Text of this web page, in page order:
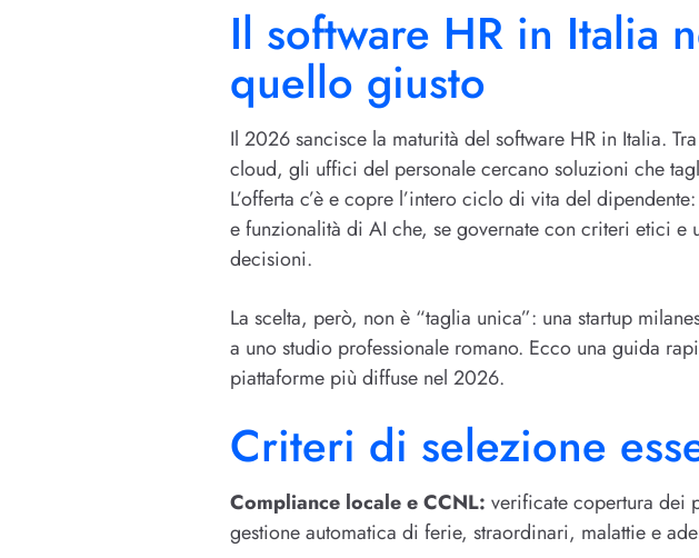
Il software HR in Italia
quello giusto
Il 2026 sancisce la maturità del software HR in Italia.
cloud, gli uffici del personale cercano soluzioni che
L’offerta c’è e copre l’intero ciclo di vita del
e funzionalità di AI che, se governate con criteri etici
decisioni.
La scelta, però, non è “taglia unica”: una startup
a uno studio professionale romano. Ecco una guida
piattaforme più diffuse nel 2026.
Criteri di selezione
Compliance locale e CCNL: verificate copertura dei
gestione automatica di ferie, straordinari, malattie e